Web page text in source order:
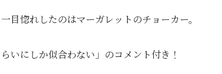
目惚れしたのはマーガレットのチョーカー。
いにしか似合わない」のコメント付き！